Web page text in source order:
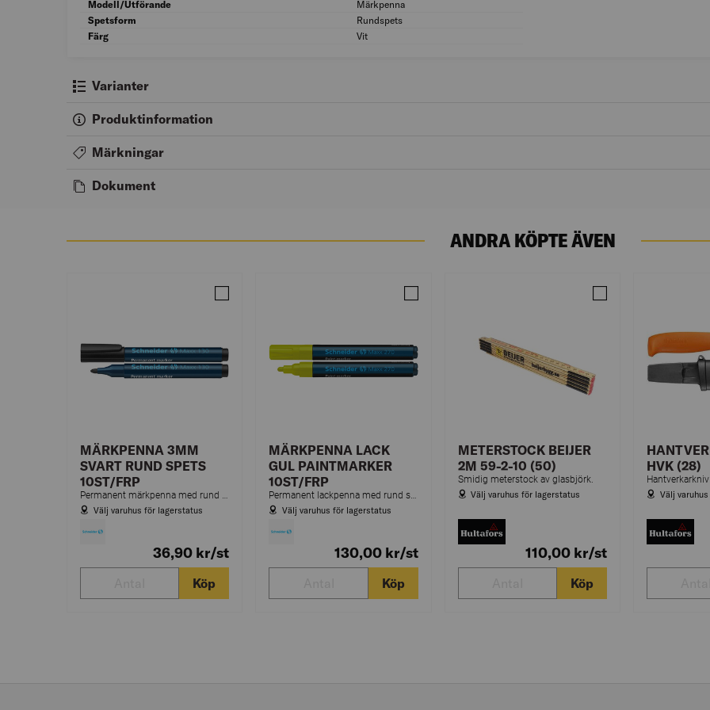
Modell/Utförande
Märkpenna
Spetsform
Rundspets
Färg
Vit
Varianter
Produktinformation
Märkningar
Dokument
ANDRA KÖPTE ÄVEN
MÄRKPENNA 3MM
SVART RUND SPETS
10ST/FRP
Välj varuhus för lagerstatus
36,90 kr/st
Köp
Jämför MÄRKPENNA 3MM SVART RUND SPETS 10ST/FRP
MÄRKPENNA LACK
GUL PAINTMARKER
10ST/FRP
Välj varuhus för lagerstatus
130,00 kr/st
Köp
Jämför MÄRKPENNA LACK GUL PAINTMARKER 10ST/FRP
METERSTOCK BEIJER
2M 59-2-10 (50)
Smidig meterstock av glasbjörk.
Välj varuhus för lagerstatus
110,00 kr/st
Köp
Jämför METERSTOCK
HVK (28)
Välj